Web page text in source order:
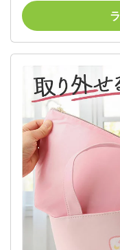
生 社会人 エコバッ
ボア